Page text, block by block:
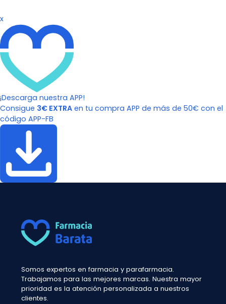
x
¡Descarga nuestra APP!
Consigue 3€ EXTRA en tu compra APP de más de 50€ con el
código APP-FB
Somos expertos en farmacia y parafarmacia.
Trabajamos para las mejores marcas. Nuestra mayor
prioridad es la atención personalizada a nuestros
clientes.